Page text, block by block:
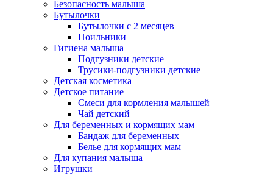
Безопасность малыша
Бутылочки
Бутылочки с 2 месяцев
Поильники
Гигиена малыша
Подгузники детские
Трусики-подгузники детские
Детская косметика
Детское питание
Смеси для кормления малышей
Чай детский
Для беременных и кормящих мам
Бандаж для беременных
Белье для кормящих мам
Для купания малыша
Игрушки